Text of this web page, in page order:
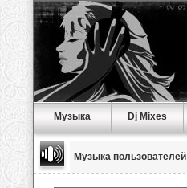
Музыка Dj Mixes
Музыка пользователей